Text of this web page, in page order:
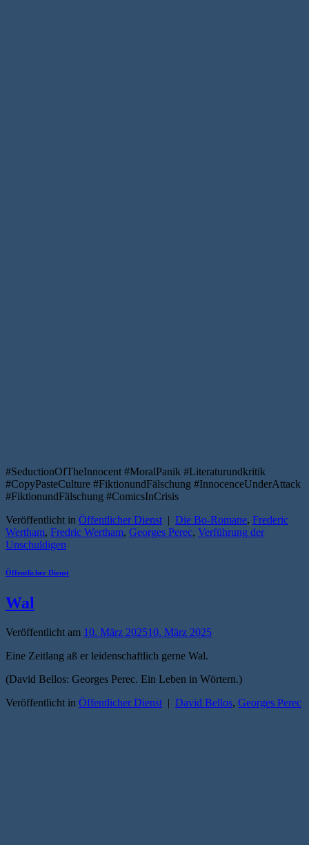
#SeductionOfTheInnocent #MoralPanik #Literaturundkritik
#CopyPasteCulture #FiktionundFälschung #InnocenceUnderAttack
#FiktionundFälschung #ComicsInCrisis
Veröffentlicht in Öffentlicher Dienst | Die Bo-Romane, Frederic
Wertham, Fredric Wertham, Georges Perec, Verführung der
Unschuldigen
Öffentlicher Dienst
Wal
Veröffentlicht am 10. März 202510. März 2025
Eine Zeitlang aß er leidenschaftlich gerne Wal.
(David Bellos: Georges Perec. Ein Leben in Wörtern.)
Veröffentlicht in Öffentlicher Dienst | David Bellos, Georges Perec